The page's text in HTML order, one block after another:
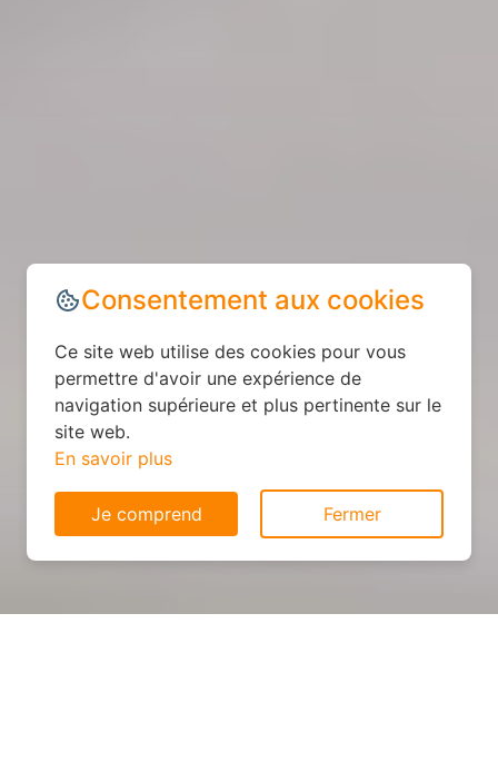
Consentement aux cookies
Ce site web utilise des cookies pour vous
permettre d'avoir une expérience de
navigation supérieure et plus pertinente sur le
site web.
En savoir plus
Je comprend Fermer